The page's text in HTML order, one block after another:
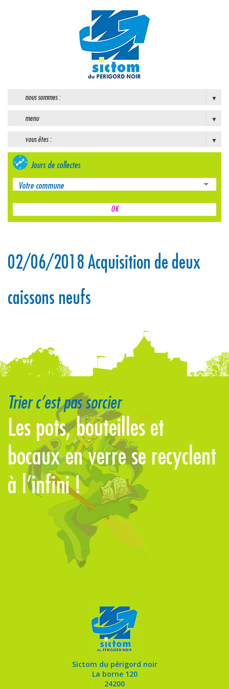
nous sommes :
menu
vous êtes :
Jours de collectes
02/06/2018 Acquisition de deux
caissons neufs
Trier c’est pas sorcier
Les pots, bouteilles et
bocaux en verre se recyclent
à l’infini !
Sictom du périgord noir
La borne 120
24200